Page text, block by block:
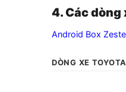
4. Các
Android Box
DÒNG XE TOYOTA